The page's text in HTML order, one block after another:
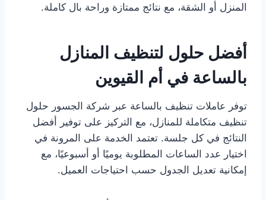
المنزل أو الشقة، مع نتائج ممتازة وراحة بال كاملة.
أفضل حلول لتنظيف المنازل
بالساعة في أم القيوين
توفر عاملات تنظيف بالساعة عبر شركة الجسور حلول
تنظيف متكاملة للمنازل، مع التركيز على توفير أفضل
النتائج في كل جلسة. تعتمد الخدمة على المرونة في
اختيار عدد الساعات المطلوبة يوميًا أو أسبوعيًا، مع
إمكانية تعديل الجدول حسب احتياجات العميل.